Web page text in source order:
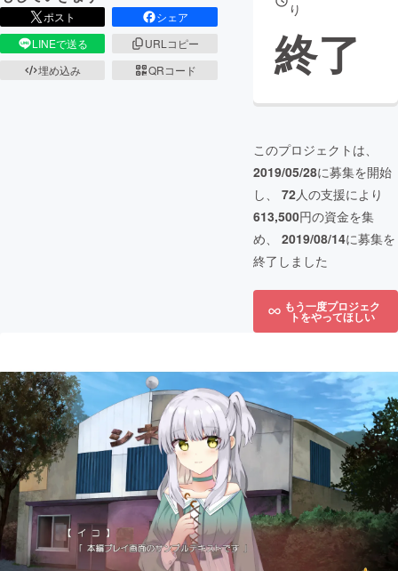
ポスト
シェア
LINEで送る
URLコピー
埋め込み
QRコード
り
終了
このプロジェクトは、
2019/05/28に募集を開始
し、 72人の支援により
613,500円の資金を集
め、 2019/08/14に募集を
終了しました
もう一度プロジェク
トをやってほしい